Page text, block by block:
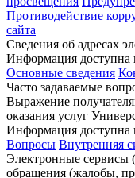
Противодействие
сайта
Сведения об адресах
Информация доступна
Основные сведения
Часто задаваемые
Выражение
оказания услуг
Информация доступна
Вопросы Внутренняя
Электронные сервисы
обращения (жалобы,